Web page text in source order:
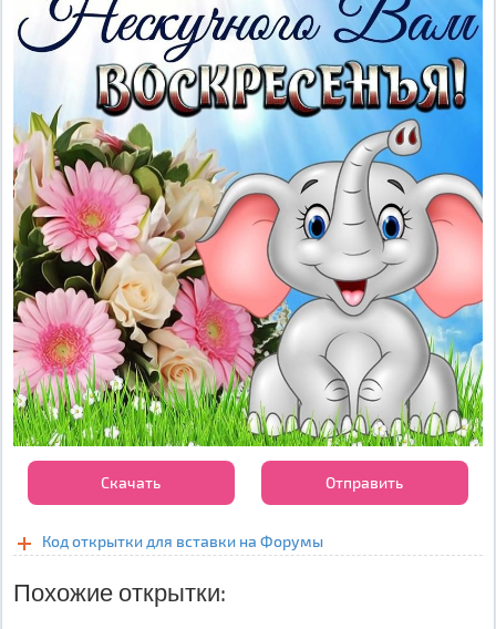
Скачать Отправить
Код открытки для вставки на Форумы
Похожие открытки: